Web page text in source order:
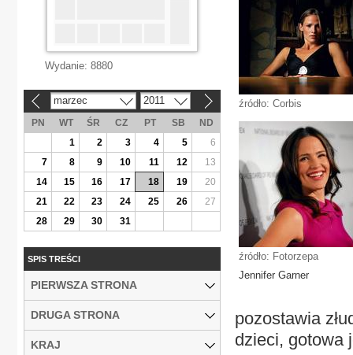
źródło: Corbis
źródło: Fotorzepa
Jennifer Garner
pozostawia
dzieci, gotowa
Wydanie: 8880
marzec 2011
PN WT ŚR CZ PT SB
ND
1
2 3 4 5
6
7
8 9 10 11 12
13
14
15 16 17 18 19
20
21
22 23 24 25 26
27
28
29 30 31
SPIS TREŚCI
PIERWSZA STRONA
DRUGA STRONA
KRAJ